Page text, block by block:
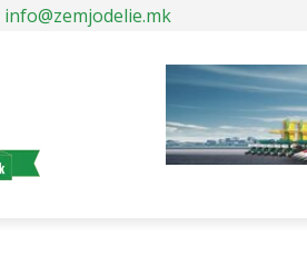
info@zemjodelie.mk